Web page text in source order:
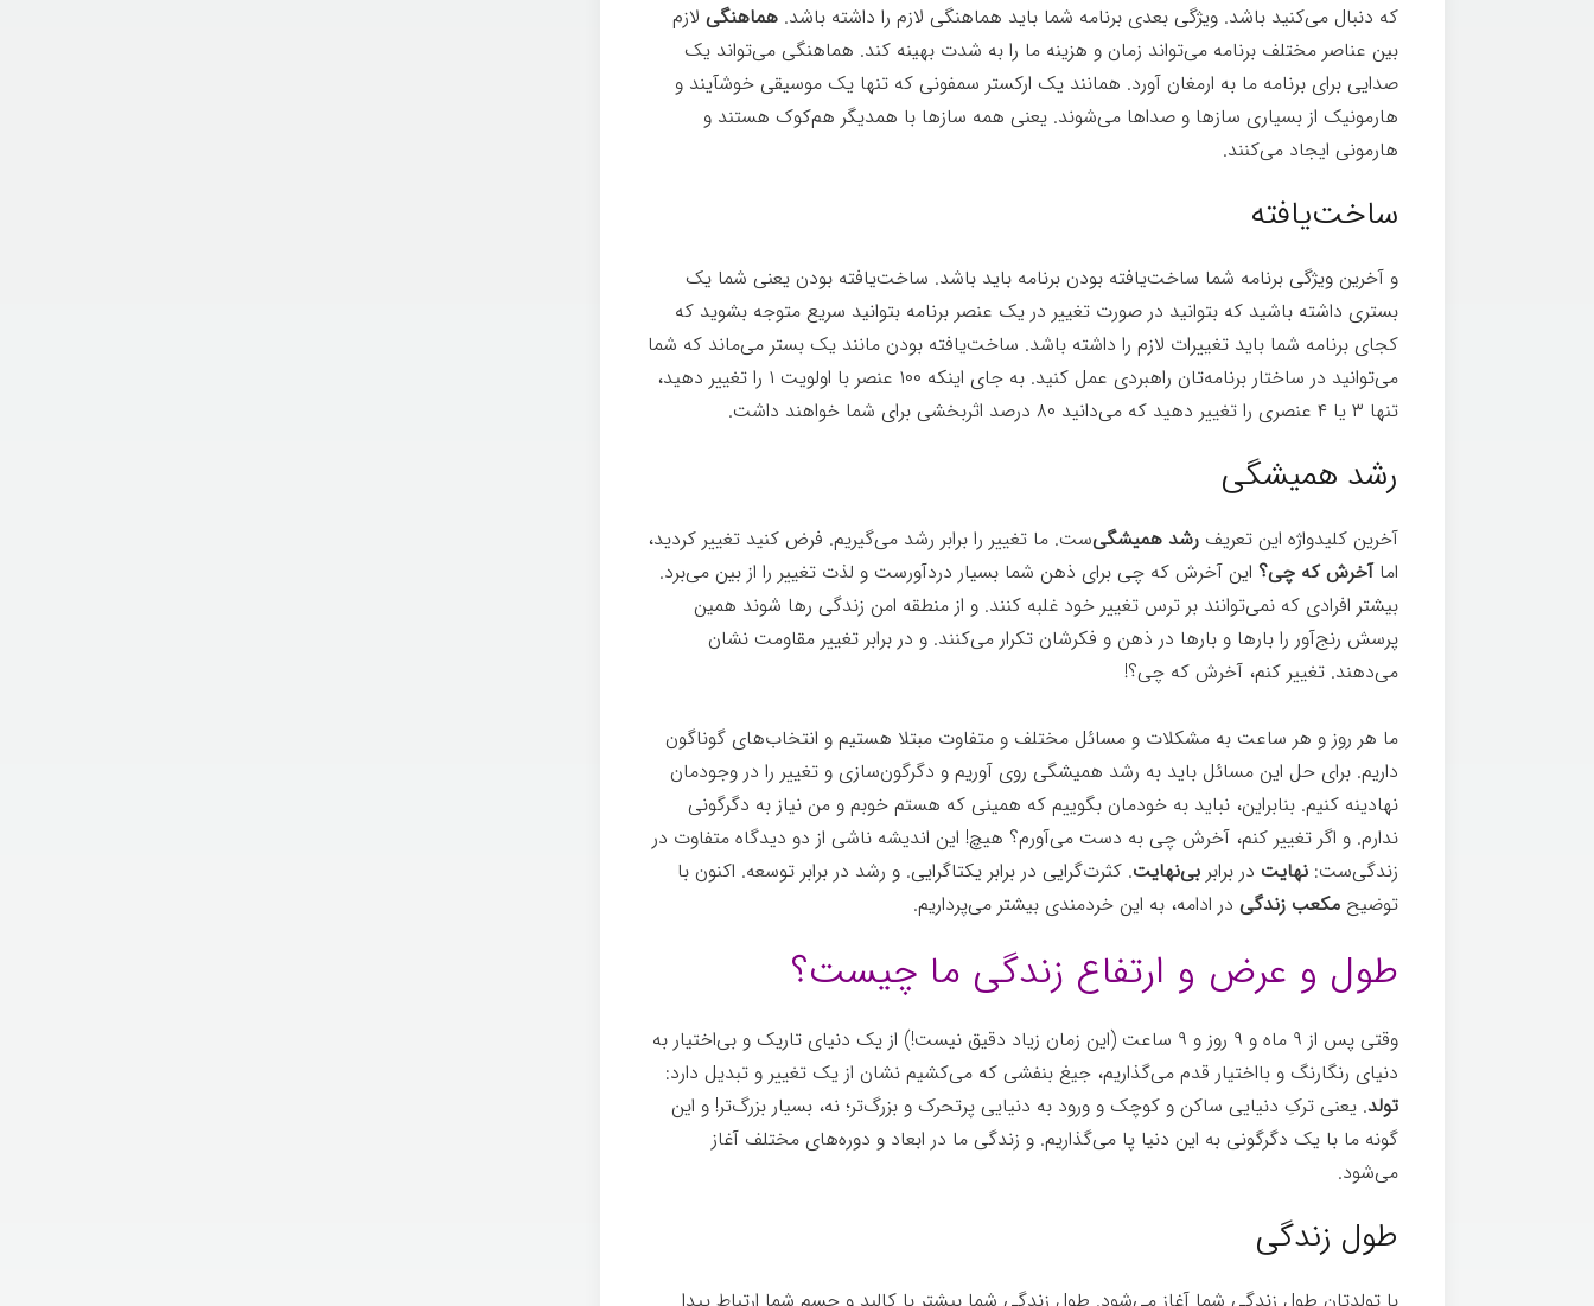
که دنبال می‌کنید باشد. ویژگی بعدی برنامه شما باید هماهنگی لازم را داشته باشد. هماهنگی لازم
بین عناصر مختلف برنامه می‌تواند زمان و هزینه ما را به شدت بهینه کند. هماهنگی می‌تواند یک
صدایی برای برنامه ما به ارمغان آورد. همانند یک ارکستر سمفونی که تنها یک موسیقی خوشآیند و
هارمونیک از بسیاری سازها و صداها می‌شوند. یعنی همه سازها با همدیگر هم‌کوک هستند و
هارمونی ایجاد می‌کنند.
ساخت‌یافته
و آخرین ویژگی برنامه شما ساخت‌یافته بودن برنامه باید باشد. ساخت‌یافته بودن یعنی شما یک
بستری داشته باشید که بتوانید در صورت تغییر در یک عنصر برنامه بتوانید سریع متوجه بشوید که
کجای برنامه شما باید تغییرات لازم را داشته باشد. ساخت‌یافته بودن مانند یک بستر می‌ماند که شما
می‌توانید در ساختار برنامه‌تان راهبردی عمل کنید. به جای اینکه ۱۰۰ عنصر با اولویت ۱ را تغییر دهید،
تنها ۳ یا ۴ عنصری را تغییر دهید که می‌دانید ۸۰ درصد اثربخشی برای شما خواهند داشت.
رشد همیشگی
آخرین کلیدواژه این تعریف رشد همیشگی‌ست. ما تغییر را برابر رشد می‌گیریم. فرض کنید تغییر کردید،
اماآخرش که چی؟ این آخرش که چی برای ذهن شما بسیار دردآورست و لذت تغییر را از بین می‌برد.
بیشتر افرادی که نمی‌توانند بر ترس تغییر خود غلبه کنند. و از منطقه امن زندگی رها شوند همین
پرسش رنج‌آور را بارها و بارها در ذهن و فکرشان تکرار می‌کنند. و در برابر تغییر مقاومت نشان
می‌دهند. تغییر کنم، آخرش که چی؟!
ما هر روز و هر ساعت به مشکلات و مسائل مختلف و متفاوت مبتلا هستیم و انتخاب‌های گوناگون
داریم. برای حل این مسائل باید به رشد همیشگی روی آوریم و دگرگون‌سازی و تغییر را در وجودمان
نهادینه کنیم. بنابراین، نباید به خودمان بگوییم که همینی که هستم خوبم و من نیاز به دگرگونی
ندارم. و اگر تغییر کنم، آخرش چی به دست می‌آورم؟ هیچ! این اندیشه ناشی از دو دیدگاه متفاوت در
زندگی‌ست: نهایت در برابر بی‌نهایت. کثرت‌گرایی در برابر یکتاگرایی. و رشد در برابر توسعه. اکنون با
توضیح مکعب زندگی در ادامه، به این خردمندی بیشتر می‌پرداریم.
طول و عرض و ارتفاع زندگی ما چیست؟
وقتی پس از ۹ ماه و ۹ روز و ۹ ساعت (این زمان زیاد دقیق نیست!) از یک دنیای تاریک و بی‌اختیار به
دنیای رنگارنگ و بااختیار قدم می‌گذاریم، جیغ بنفشی که می‌کشیم نشان از یک تغییر و تبدیل دارد:
تولد. یعنی ترکِ دنیایی ساکن و کوچک و ورود به دنیایی پرتحرک و بزرگ‌تر؛ نه، بسیار بزرگ‌تر! و این
گونه ما با یک دگرگونی به این دنیا پا می‌گذاریم. و زندگی ما در ابعاد و دوره‌های مختلف آغاز
می‌شود.
طول زندگی